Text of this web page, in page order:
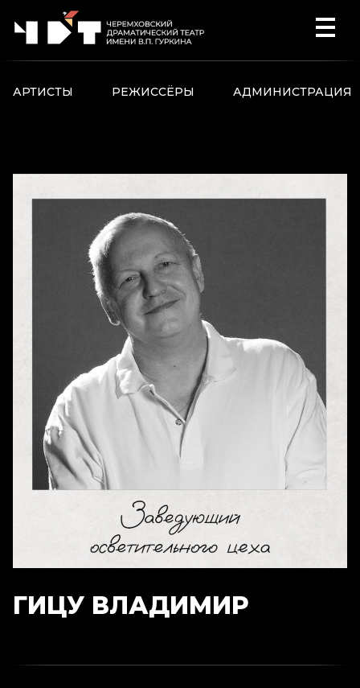
Перейти к содержимому
АРТИСТЫ РЕЖИССЁРЫ АДМИНИСТРАЦИЯ
ГИЦУ ВЛАДИМИР